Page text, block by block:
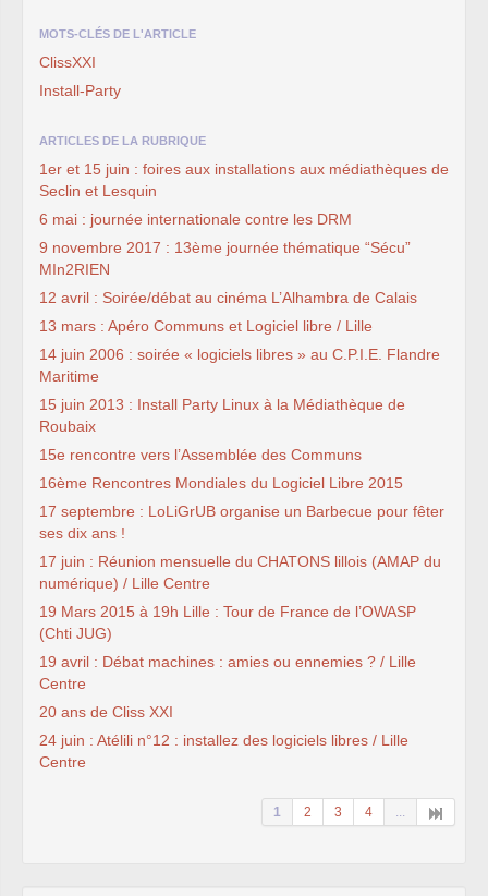
MOTS-CLÉS DE L'ARTICLE
ClissXXI
Install-Party
ARTICLES DE LA RUBRIQUE
1er et 15 juin : foires aux installations aux médiathèques de
Seclin et Lesquin
6 mai : journée internationale contre les DRM
9 novembre 2017 : 13ème journée thématique “Sécu”
MIn2RIEN
12 avril : Soirée/débat au cinéma L’Alhambra de Calais
13 mars : Apéro Communs et Logiciel libre / Lille
14 juin 2006 : soirée « logiciels libres » au C.P.I.E. Flandre
Maritime
15 juin 2013 : Install Party Linux à la Médiathèque de
Roubaix
15e rencontre vers l’Assemblée des Communs
16ème Rencontres Mondiales du Logiciel Libre 2015
17 septembre : LoLiGrUB organise un Barbecue pour fêter
ses dix ans !
17 juin : Réunion mensuelle du CHATONS lillois (AMAP du
numérique) / Lille Centre
19 Mars 2015 à 19h Lille : Tour de France de l’OWASP
(Chti JUG)
19 avril : Débat machines : amies ou ennemies ? / Lille
Centre
20 ans de Cliss XXI
24 juin : Atélili n°12 : installez des logiciels libres / Lille
Centre
1 2 3 4 ...